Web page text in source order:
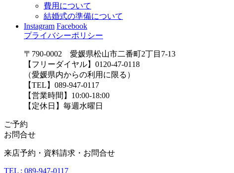
費用について
結婚式の準備について
Instagram Facebook
プライバシーポリシー
〒790-0002 愛媛県松山市二番町2丁目7-13
【フリーダイヤル】0120-47-0118
（愛媛県内からの利用に限る）
【TEL】089-947-0117
【営業時間】10:00-18:00
【定休日】毎週水曜日
ご予約
お問合せ
来店予約・資料請求・お問合せ
TEL : 089-947-0117